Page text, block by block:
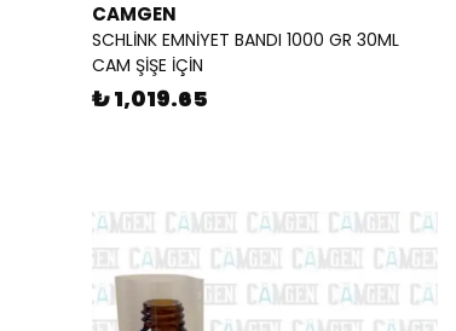
CAMGEN
SCHLİNK EMNİYET BANDI 1000 GR 30ML
CAM ŞİŞE İÇİN
₺ 1,019.65